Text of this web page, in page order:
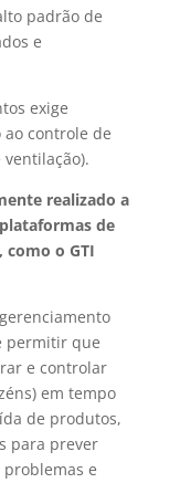
padrão de
e
exige
controle de
realizado a
de
o GTI
permitir que
e controlar
em tempo
de produtos,
para prever
e